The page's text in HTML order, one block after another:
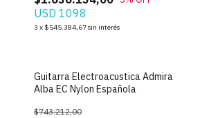
USD 1098
3 x $545.384,67sin interés
Guitarra Electroacustica Admira
Alba EC Nylon Española
$743.212,00